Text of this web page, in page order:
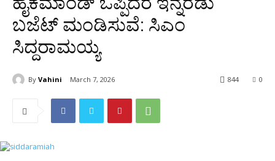
ಬಜೆಟ್ ಮಂಡಿಸುವೆ: ಸಿಎಂ
ಸಿದ್ದರಾಮಯ್ಯ
By Vahini March 7, 2026 0
844